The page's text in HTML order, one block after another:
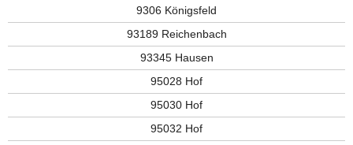
9306 Königsfeld
93189 Reichenbach
93345 Hausen
95028 Hof
95030 Hof
95032 Hof